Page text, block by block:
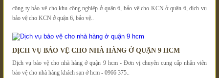
công ty bảo vệ cho khu công nghiệp ở quận 6, bảo vệ cho KCN ở quận 6, dịch vụ
bảo vệ cho KCN ở quận 6, bảo vệ..
DỊCH VỤ BẢO VỆ CHO NHÀ HÀNG Ở QUẬN 9 HCM
Dịch vụ bảo vệ cho nhà hàng ở quận 9 hcm - Đơn vị chuyên cung cấp nhân viên
bảo vệ cho nhà hàng khách sạn ở hcm - 0966 375..